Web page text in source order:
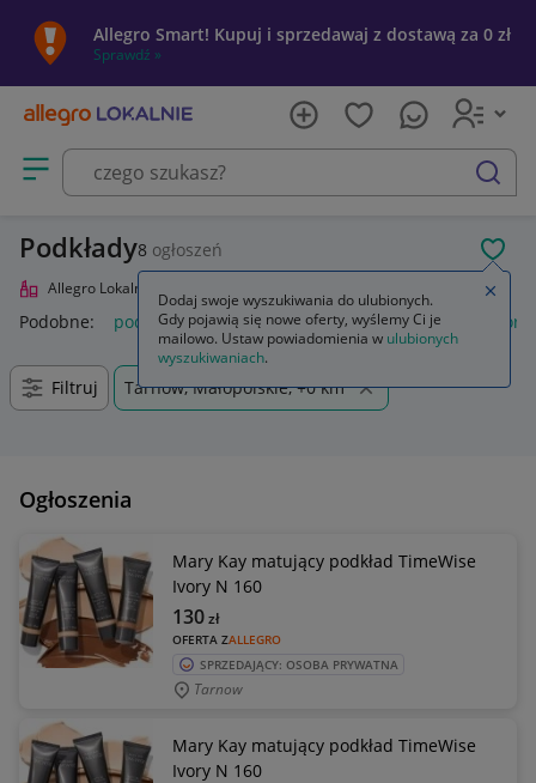
Allegro Smart! Kupuj i sprzedawaj z dostawą za 0 zł
Sprawdź »
Otwórz menu z kategoriami
szukaj
Podkłady8 ogłoszeń
Allegro Lokalnie
Podobne: podkłady podkłady higieniczne podkłady
Filtruj Tarnów, Małopolskie, +0 km
Ogłoszenia
Mary Kay matujący podkład TimeWise
Ivory N 160
OFERTA ZALLEGRO
130zł
SPRZEDAJĄCY: OSOBA PRYWATNA
Tarnow
Mary Kay matujący podkład TimeWise
Ivory N 160
Dodaj swoje wyszukiwania do ulubionych.
Gdy pojawią się nowe oferty, wyślemy Ci je
mailowo. Ustaw powiadomienia w ulubionych
wyszukiwaniach.